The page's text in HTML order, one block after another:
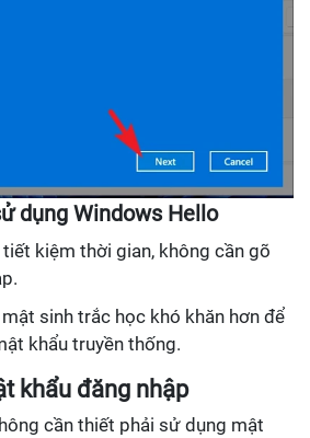
dụng Windows Hello
tiết kiệm thời gian, không cần gõ
mật sinh trắc học khó khăn hơn để
khẩu truyền thống.
khẩu đăng nhập
cần thiết phải sử dụng mật